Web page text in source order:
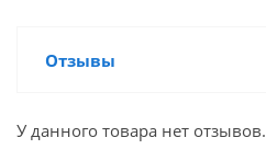
Отзывы
У данного товара нет отзывов.